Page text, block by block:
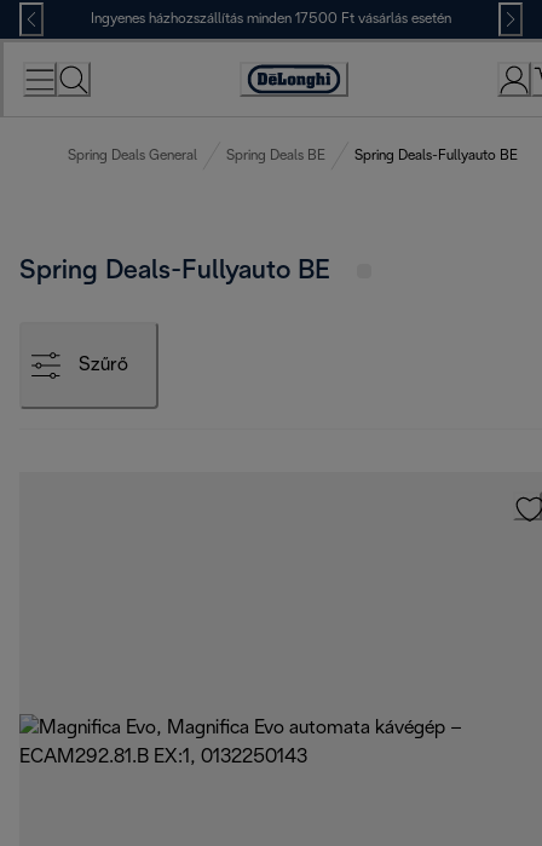
Skip
to
Content
Ingyenes házhozszállítás minden 17500 Ft vásárlás esetén
Accessibility
Spring Deals General Spring Deals BE Spring Deals-Fullyauto BE
Spring Deals-Fullyauto BE
Szűrő